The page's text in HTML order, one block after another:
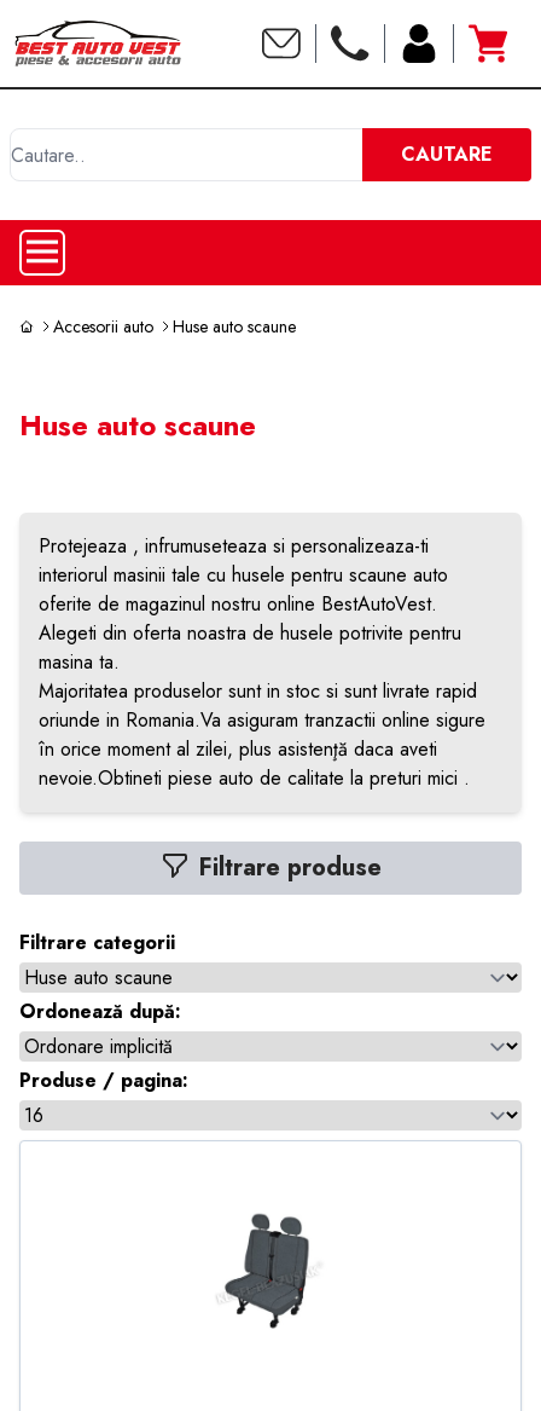
CAUTARE
Accesorii auto Huse auto scaune
Huse auto scaune
Protejeaza , infrumuseteaza si personalizeaza-ti
interiorul masinii tale cu husele pentru scaune auto
oferite de magazinul nostru online BestAutoVest.
Alegeti din oferta noastra de husele potrivite pentru
masina ta.
Majoritatea produselor sunt in stoc si sunt livrate rapid
oriunde in Romania.Va asiguram tranzactii online sigure
în orice moment al zilei, plus asistenţă daca aveti
nevoie.Obtineti piese auto de calitate la preturi mici .
Filtrare produse
Filtrare categorii
Ordonează după:
Produse / pagina: